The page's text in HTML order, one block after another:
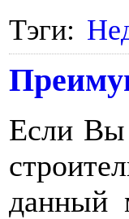
Тэги:
Если Вы
данный